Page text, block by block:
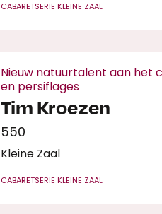
CABARETSERIE KLEINE ZAAL
Tim Kroezen
550
Nieuw natuurtalent aan het
en persiflages
Kleine Zaal
CABARETSERIE KLEINE ZAAL